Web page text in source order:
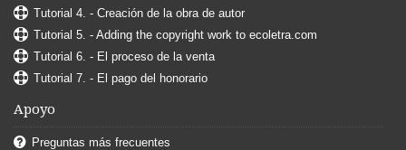
Tutorial 4. - Creación de la obra de autor
Tutorial 5. - Adding the copyright work to ecoletra.com
Tutorial 6. - El proceso de la venta
Tutorial 7. - El pago del honorario
Apoyo
Preguntas más frecuentes